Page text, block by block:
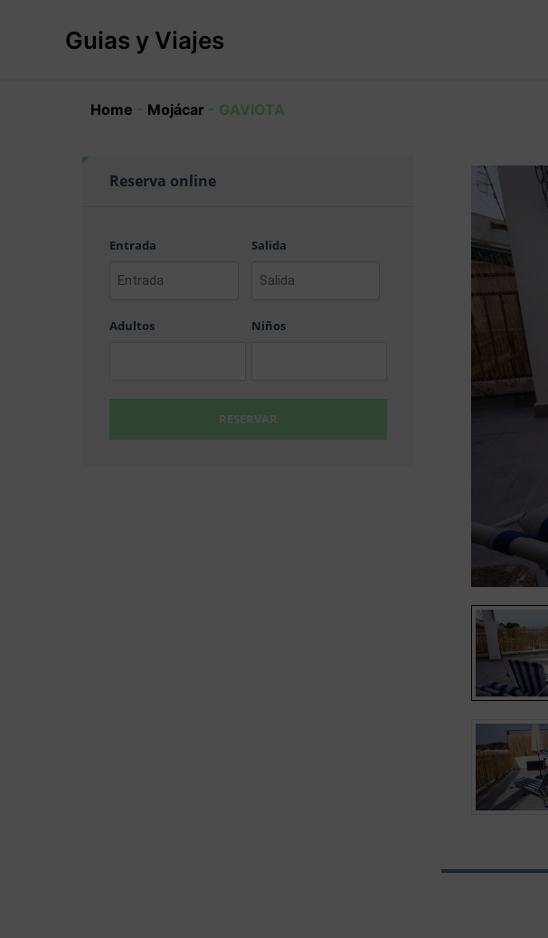
Guias y Viajes
Home - Mojácar - GAVIOTA
Reserva online
Entrada Salida
Adultos Niños
RESERVAR